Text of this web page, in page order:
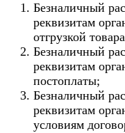
Безналичный
реквизитам
отгрузкой
Безналичный
реквизитам
постоплаты;
Безналичный
реквизитам
условиям